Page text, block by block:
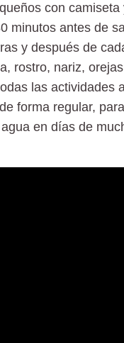
con
minutos antes de
y después de
rostro, nariz,
las actividades
forma regular,
en días de